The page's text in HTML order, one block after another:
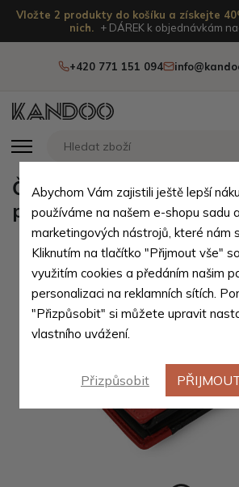
Vložte 2 produkty do košíku a získejte
nich.
+ DÁREK k objednávkám
+420 771 151 094
Červenočerná pánská
peněženka Lyric
Abychom Vám zajistili ještě lepší
používáme na našem e-shopu sadu
marketingových nástrojů, které nám
Kliknutím na tlačítko "Přijmout vše"
využitím cookies a předáním našim
personalizaci na reklamních sítích.
"Přizpůsobit" si můžete upravit
vlastního uvážení.
Přizpůsobit